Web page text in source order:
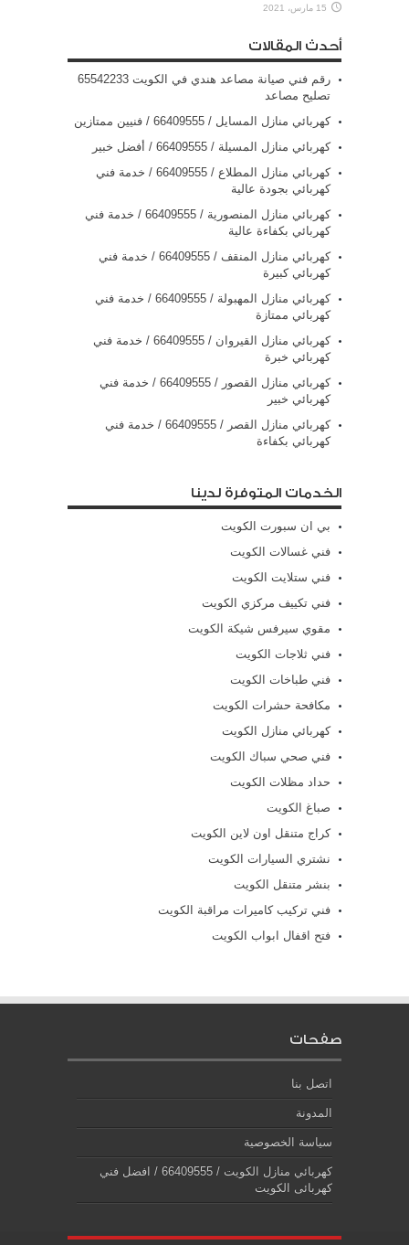
15 مارس، 2021
أحدث المقالات
رقم فني صيانة مصاعد هندي في الكويت 65542233
تصليح مصاعد
كهربائي منازل المسايل / 66409555 / فنيين ممتازين
كهربائي منازل المسيلة / 66409555 / أفضل خبير
كهربائي منازل المطلاع / 66409555 / خدمة فني
كهربائي بجودة عالية
كهربائي منازل المنصورية / 66409555 / خدمة فني
كهربائي بكفاءة عالية
كهربائي منازل المنقف / 66409555 / خدمة فني
كهربائي كبيرة
كهربائي منازل المهبولة / 66409555 / خدمة فني
كهربائي ممتازة
كهربائي منازل القيروان / 66409555 / خدمة فني
كهربائي خبرة
كهربائي منازل القصور / 66409555 / خدمة فني
كهربائي خبير
كهربائي منازل القصر / 66409555 / خدمة فني
كهربائي بكفاءة
الخدمات المتوفرة لدينا
بي ان سبورت الكويت
فني غسالات الكويت
فني ستلايت الكويت
فني تكييف مركزي الكويت
مقوي سيرفس شيكة الكويت
فني ثلاجات الكويت
فني طباخات الكويت
مكافحة حشرات الكويت
كهربائي منازل الكويت
فني صحي سباك الكويت
حداد مظلات الكويت
صباغ الكويت
كراج متنقل اون لاين الكويت
نشتري السيارات الكويت
بنشر متنقل الكويت
فني تركيب كاميرات مراقبة الكويت
فتح اقفال ابواب الكويت
صفحات
اتصل بنا
المدونة
سياسة الخصوصية
كهربائي منازل الكويت / 66409555 / افضل فني
كهربائى الكويت